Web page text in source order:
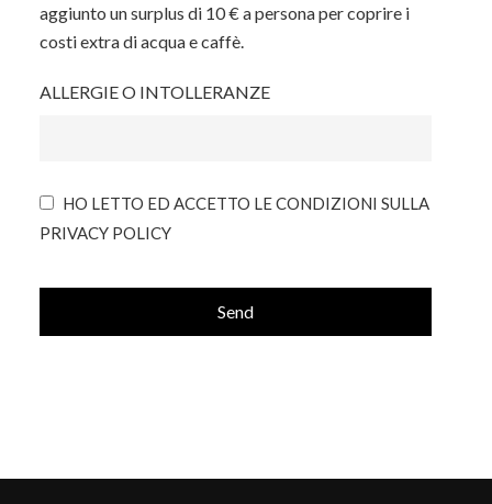
aggiunto un surplus di 10 € a persona per coprire i
costi extra di acqua e caffè.
ALLERGIE O INTOLLERANZE
HO LETTO ED ACCETTO LE CONDIZIONI SULLA
PRIVACY POLICY
Send
blank